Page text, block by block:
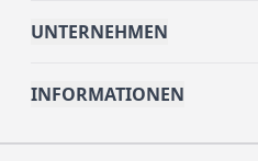
UNTERNEHMEN
INFORMATIONEN